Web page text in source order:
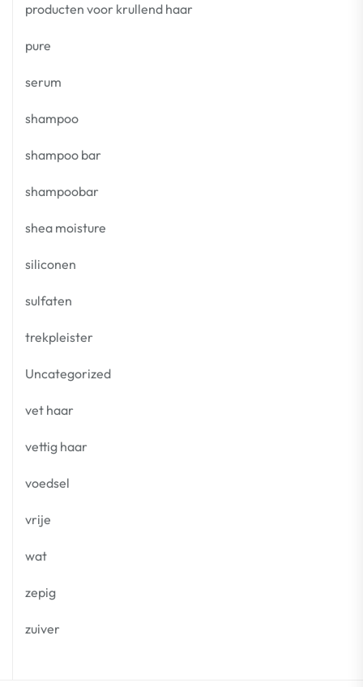
producten voor krullend haar
pure
serum
shampoo
shampoo bar
shampoobar
shea moisture
siliconen
sulfaten
trekpleister
Uncategorized
vet haar
vettig haar
voedsel
vrije
wat
zepig
zuiver